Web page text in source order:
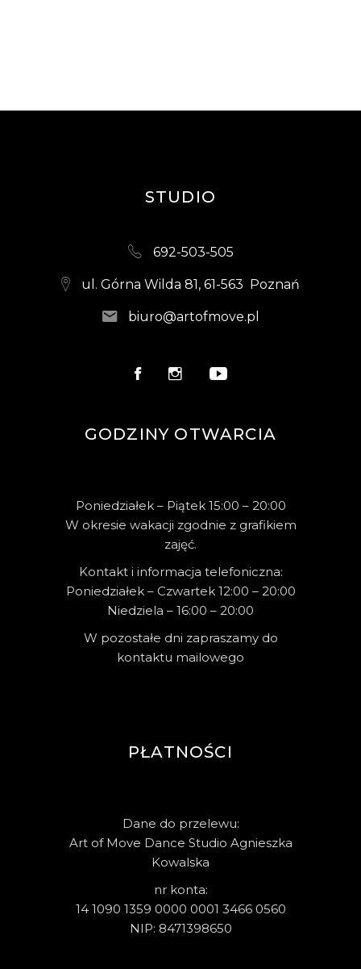
STUDIO
692-503-505
ul. Górna Wilda 81, 61-563 Poznań
biuro@artofmove.pl
GODZINY OTWARCIA
Poniedziałek – Piątek 15:00 – 20:00
W okresie wakacji zgodnie z grafikiem
zajęć.
Kontakt i informacja telefoniczna:
Poniedziałek – Czwartek 12:00 – 20:00
Niedziela – 16:00 – 20:00
W pozostałe dni zapraszamy do
kontaktu mailowego
PŁATNOŚCI
Dane do przelewu:
Art of Move Dance Studio Agnieszka
Kowalska
nr konta:
14 1090 1359 0000 0001 3466 0560
NIP: 8471398650